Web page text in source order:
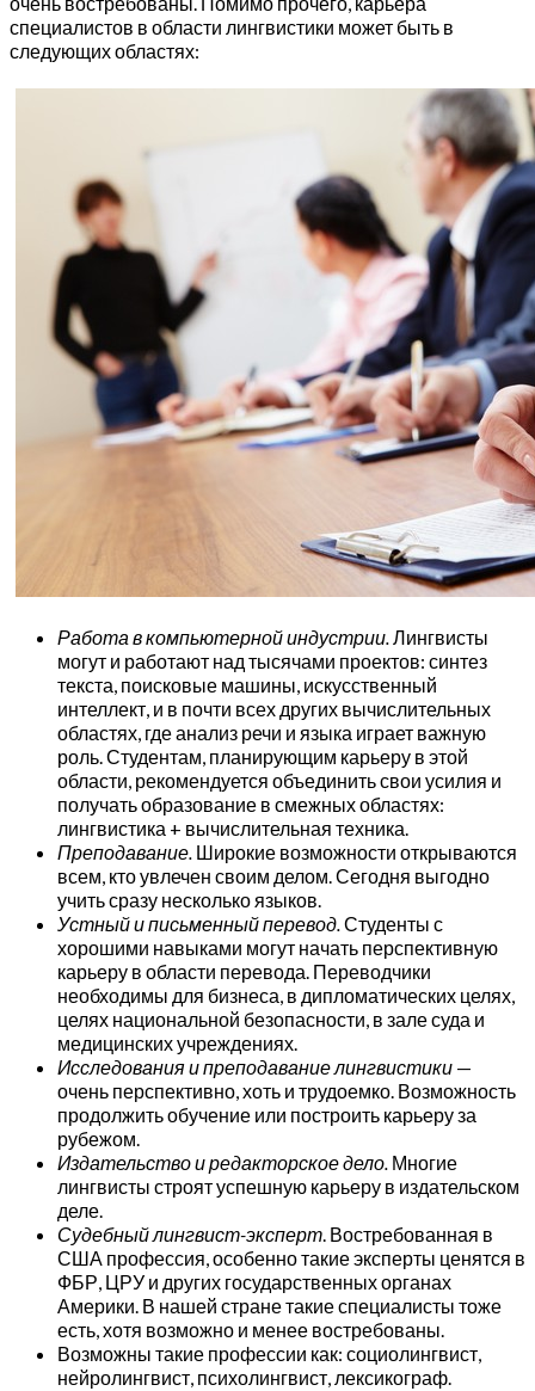
специалистов в области лингвистики может быть в
следующих областях:
Работа в компьютерной индустрии.Лингвисты
могут и работают над тысячами проектов: синтез
текста, поисковые машины, искусственный
интеллект, и в почти всех других вычислительных
областях, где анализ речи и языка играет важную
роль. Студентам, планирующим карьеру в этой
области, рекомендуется объединить свои усилия и
получать образование в смежных областях:
лингвистика + вычислительная техника.
Преподавание. Широкие возможности открываются
всем, кто увлечен своим делом. Сегодня выгодно
учить сразу несколько языков.
Устный и письменный перевод.Студенты с
хорошими навыками могут начать перспективную
карьеру в области перевода. Переводчики
необходимы для бизнеса, в дипломатических целях,
целях национальной безопасности, в зале суда и
медицинских учреждениях.
Исследования и преподавание лингвистики —
очень перспективно, хоть и трудоемко. Возможность
продолжить обучение или построить карьеру за
рубежом.
Издательство и редакторское дело. Многие
лингвисты строят успешную карьеру в издательском
деле.
Судебный лингвист-эксперт. Востребованная в
США профессия, особенно такие эксперты ценятся в
ФБР, ЦРУ и других государственных органах
Америки. В нашей стране такие специалисты тоже
есть, хотя возможно и менее востребованы.
Возможны такие профессии как: социолингвист,
нейролингвист, психолингвист, лексикограф.